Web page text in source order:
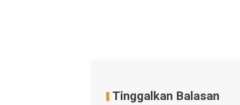
Tinggalkan Balasan